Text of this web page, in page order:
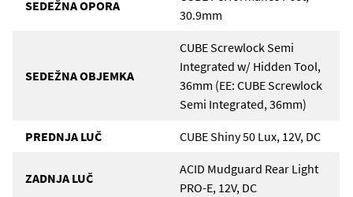
SEDEŽNA OPORA
30.9mm
SEDEŽNA OBJEMKA
CUBE Screwlock Semi
Integrated w/ Hidden Tool,
36mm (EE: CUBE Screwlock
Semi Integrated, 36mm)
PREDNJA LUČ CUBE Shiny 50 Lux, 12V, DC
ZADNJA LUČ
ACID Mudguard Rear Light
PRO-E, 12V, DC